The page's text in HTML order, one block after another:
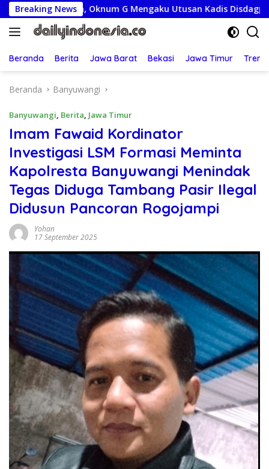
Langsung
ke
konten
Breaking News
Oknum G Mengaku Utusan Kadis Disdagperin Jaga
Beranda Berita Jawa Barat Bekasi Jawa Timur
Beranda Banyuwangi
Banyuwangi, Berita, Jawa Timur
Imam Fawaid Kordinator
Investigasi LSM Formasi Meminta
Kapolresta Banyuwangi Menindak
Tegas Diduga Tambang Pasir Ilegal
Didusun Pancoran Rogojampi
Yohan
17 September 2025